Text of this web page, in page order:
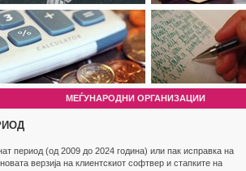
МЕЃУНАРОДНИ ОРГАНИЗАЦИИ
период (од 2009 до 2024 година) или пак исправка на
верзија на клиентскиот софтвер и стапките на